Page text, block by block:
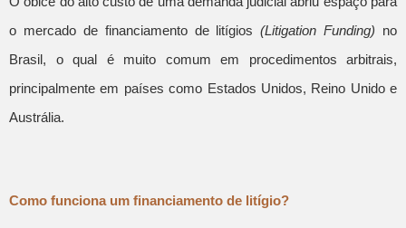
o mercado de financiamento de litígios(Litigation Funding) no
Brasil, o qual é muito comum em procedimentos arbitrais,
principalmente em países como Estados Unidos, Reino Unido e
Austrália.
Como funciona um financiamento de litígio?